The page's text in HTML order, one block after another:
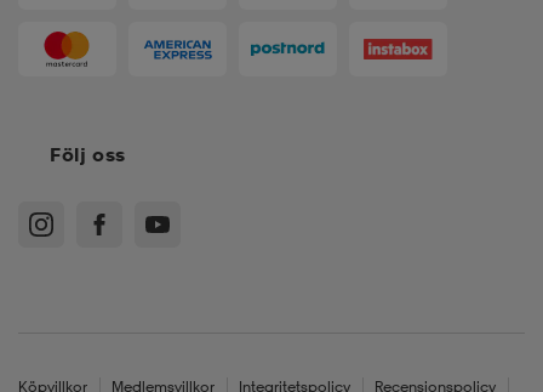
Följ oss
Köpvillkor Medlemsvillkor Integritetspolicy Recensionspolicy